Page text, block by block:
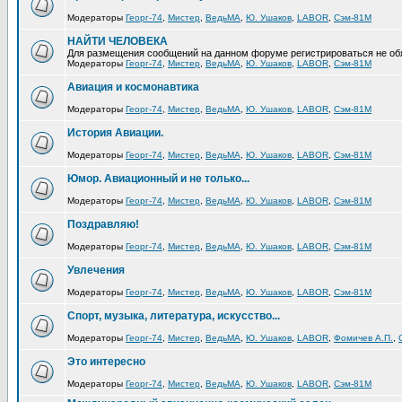
Модераторы Георг-74 Мистер ВедьМА Ю. Ушаков LABOR Сэм-81М
НАЙТИ ЧЕЛОВЕКА
Для размещения сообщений на данном форуме регистрироваться не
Модераторы Георг-74 Мистер ВедьМА Ю. Ушаков LABOR Сэм-81М
Авиация и космонавтика
Модераторы Георг-74 Мистер ВедьМА Ю. Ушаков LABOR Сэм-81М
История Авиации.
Модераторы Георг-74 Мистер ВедьМА Ю. Ушаков LABOR Сэм-81М
Юмор. Авиационный и не только...
Модераторы Георг-74 Мистер ВедьМА Ю. Ушаков LABOR Сэм-81М
Поздравляю!
Модераторы Георг-74 Мистер ВедьМА Ю. Ушаков LABOR Сэм-81М
Увлечения
Модераторы Георг-74 Мистер ВедьМА Ю. Ушаков LABOR Сэм-81М
Спорт, музыка, литература, искусство...
Модераторы Георг-74 Мистер ВедьМА Ю. Ушаков LABOR Фомичев А.П.
Это интересно
Модераторы Георг-74 Мистер ВедьМА Ю. Ушаков LABOR Сэм-81М